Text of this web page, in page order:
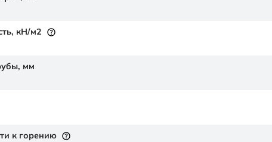
кН/м2
мм
к горению